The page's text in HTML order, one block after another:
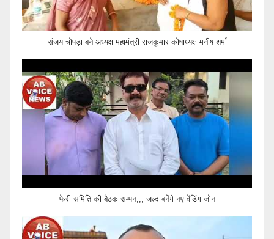
संजय चोपड़ा बने अध्यक्ष महामंत्री राजकुमार कोषाध्यक्ष मनीष शर्मा
फेरी समिति की बैठक सम्पन,,, जल्द बनेंगे नए वेंडिंग जोन